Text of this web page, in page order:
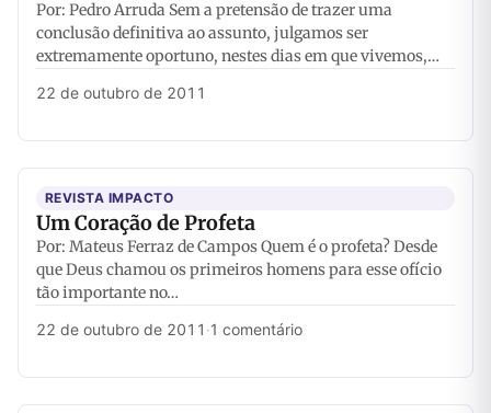
Por: Pedro Arruda Sem a pretensão de trazer uma
conclusão definitiva ao assunto, julgamos ser
extremamente oportuno, nestes dias em que vivemos,…
22 de outubro de 2011
REVISTA IMPACTO
Um Coração de Profeta
Por: Mateus Ferraz de Campos Quem é o profeta? Desde
que Deus chamou os primeiros homens para esse ofício
tão importante no…
22 de outubro de 2011 ·1 comentário